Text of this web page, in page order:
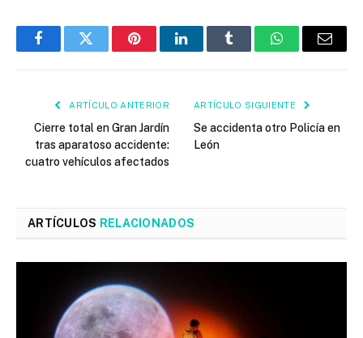
FacebookTwitter PinterestLinkedInTumblr WhatsAppEmail
ARTÍCULO ANTERIOR
Cierre total en Gran Jardín
tras aparatoso accidente:
cuatro vehículos afectados
ARTÍCULO SIGUIENTE
Se accidenta otro Policía en
León
ARTÍCULOS RELACIONADOS